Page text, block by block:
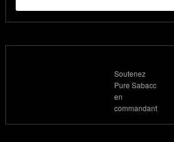
Soutenez
Pure Sabacc
en
commandant